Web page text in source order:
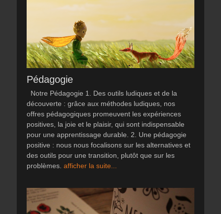
Pédagogie
Notre Pédagogie 1. Des outils ludiques et de la
découverte : grâce aux méthodes ludiques, nos
offres pédagogiques promeuvent les expériences
positives, la joie et le plaisir, qui sont indispensable
pour une apprentissage durable. 2. Une pédagogie
positive : nous nous focalisons sur les alternatives et
des outils pour une transition, plutôt que sur les
problèmes. afficher la suite...